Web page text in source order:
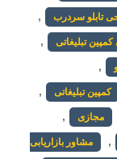
تابلو سردرب ,
تبلیغاتی ,
,
کمپین تبلیغاتی ,
مجازی ,
, مشاور بازاریابی